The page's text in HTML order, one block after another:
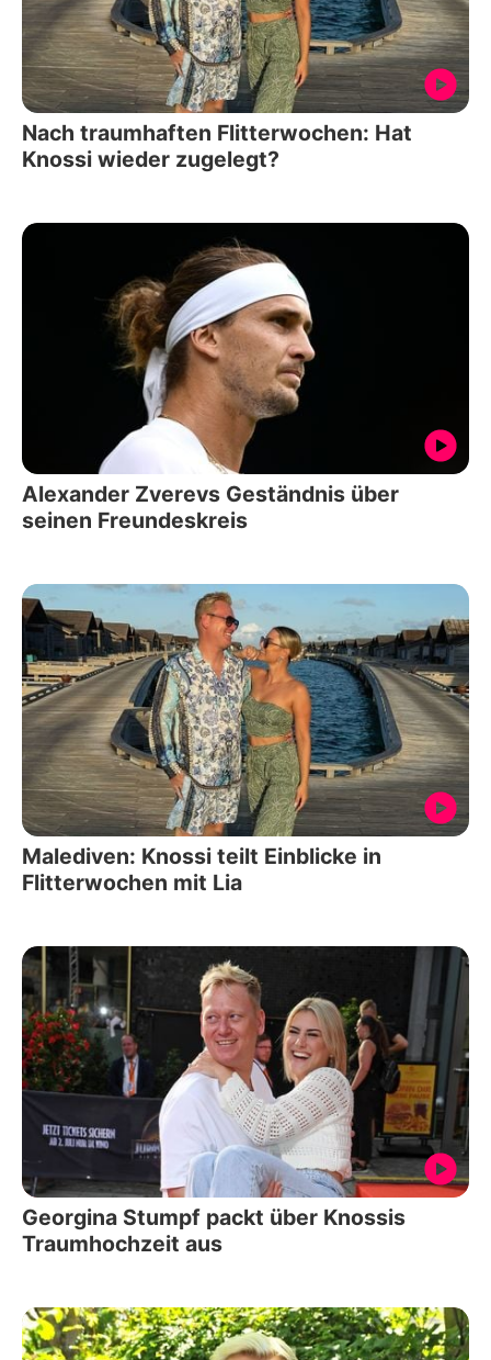
Nach traumhaften Flitterwochen: Hat
Knossi wieder zugelegt?
Alexander Zverevs Geständnis über
seinen Freundeskreis
Malediven: Knossi teilt Einblicke in
Flitterwochen mit Lia
Georgina Stumpf packt über Knossis
Traumhochzeit aus